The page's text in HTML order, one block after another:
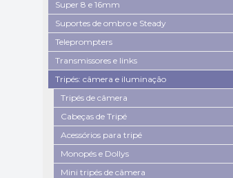
Super 8 e 16mm
Suportes de ombro e Steady
Teleprompters
Transmissores e links
Tripés: câmera e iluminação
Tripés de câmera
Cabeças de Tripé
Acessórios para tripé
Monopés e Dollys
Mini tripés de câmera